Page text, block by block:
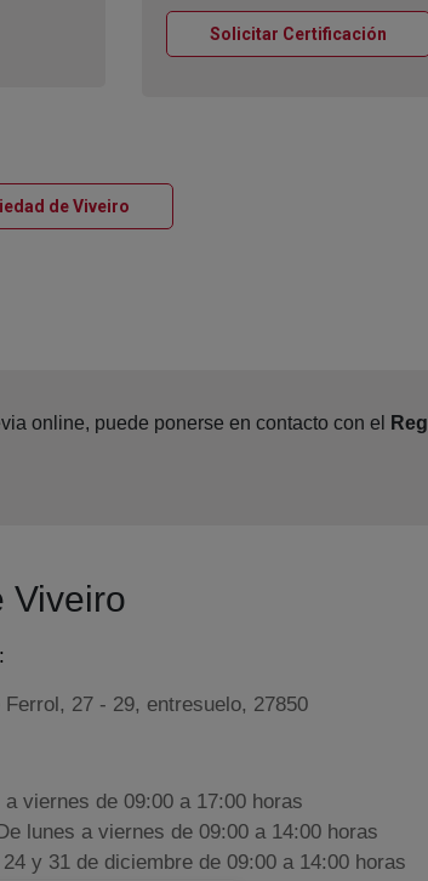
nueva
Solicitar Certificación
de Viveiro
online, puede ponerse en contacto con el
Viveiro
Ferrol, 27 - 29, entresuelo, 27850
a viernes de 09:00 a 17:00 horas
lunes a viernes de 09:00 a 14:00 horas
y 31 de diciembre de 09:00 a 14:00 horas